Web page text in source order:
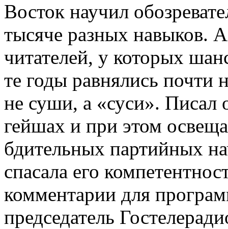
Восток научил
тысяче разных навыков.
читателей, у которых
те годы равнялись почти
не суши, а «суси». Писал
гейшах и при этом
бдительных партийных
спасала его
комментарии для
председатель